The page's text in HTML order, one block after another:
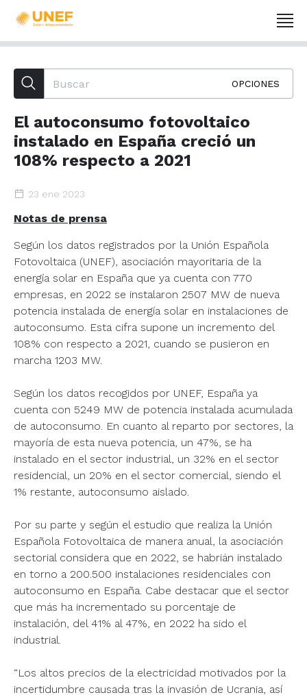
OPCIONES
El autoconsumo fotovoltaico
instalado en España creció un
108% respecto a 2021
23 ene 2023
Notas de prensa
Según los datos registrados por la Unión Española
Fotovoltaica (UNEF), asociación mayoritaria de la
energía solar en España que ya cuenta con 770
empresas, en 2022 se instalaron 2507 MW de nueva
potencia instalada de energía solar en instalaciones de
autoconsumo. Esta cifra supone un incremento del
108% con respecto a 2021, cuando se pusieron en
marcha 1203 MW.
Según los datos recogidos por UNEF, España ya
cuenta con 5249 MW de potencia instalada acumulada
de autoconsumo. En cuanto al reparto por sectores, la
mayoría de esta nueva potencia, un 47%, se ha
instalado en el sector industrial, un 32% en el sector
residencial, un 20% en el sector comercial, siendo el
1% restante, autoconsumo aislado.
Por su parte y según el estudio que realiza la Unión
Española Fotovoltaica de manera anual, la asociación
sectorial considera que en 2022, se habrián instalado
en torno a 200.500 instalaciones residenciales con
autoconsumo en España. Cabe destacar que el sector
que más ha incrementado su porcentaje de
instalación, del 41% al 47%, en 2022 ha sido el
industrial.
“Los altos precios de la electricidad motivados por la
incertidumbre causada tras la invasión de Ucrania, así